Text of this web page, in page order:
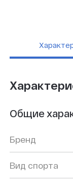
Общие
Бренд
Вид спорта